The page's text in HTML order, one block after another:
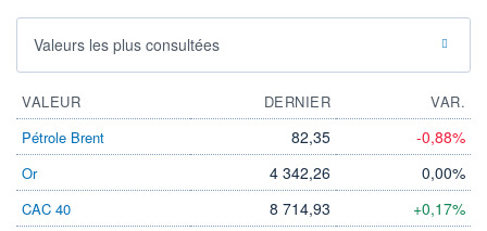
Valeurs les plus consultées
VALEUR DERNIER
VAR.
Pétrole Brent
82,35 -0,88%
Or 4 342,26 0,00%
CAC 40 8 714,93 +0,17%